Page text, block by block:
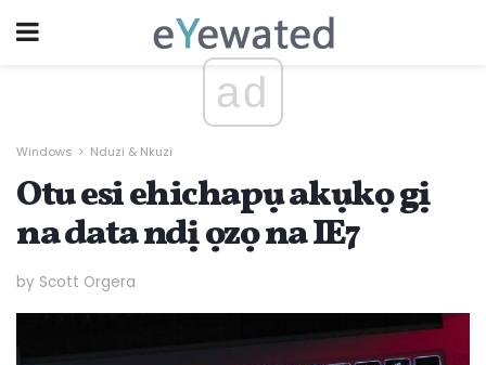
ad
Windows Nduzi & Nkuzi
Otu esi ehichapụ akụkọ gị
na data ndị ọzọ na IE7
by Scott Orgera